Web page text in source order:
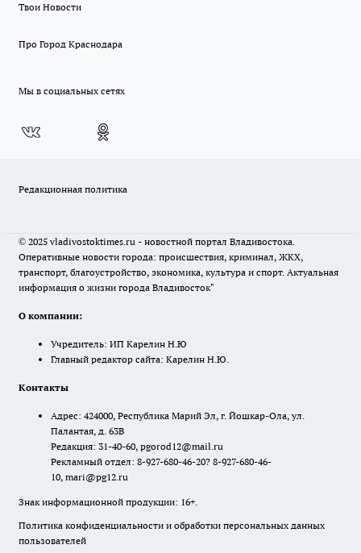
Твои Новости
Про Город Краснодара
Мы в социальных сетях
Редакционная политика
© 2025 vladivostoktimes.ru - новостной портал Владивостока.
Оперативные новости города: происшествия, криминал, ЖКХ,
транспорт, благоустройство, экономика, культура и спорт. Актуальная
информация о жизни города Владивосток"
О компании:
Учредитель: ИП Карелин Н.Ю
Главный редактор сайта: Карелин Н.Ю.
Контакты
Адрес: 424000, Республика Марий Эл, г. Йошкар-Ола, ул.
Палантая, д. 63В
Редакция: 31-40-60, pgorod12@mail.ru
Рекламный отдел: 8-927-680-46-20? 8-927-680-46-
10, mari@pg12.ru
Знак информационной продукции: 16+.
Политика конфиденциальности и обработки персональных данных
пользователей